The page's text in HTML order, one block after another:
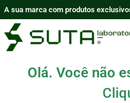
A sua marca com produtos
Olá. Você não